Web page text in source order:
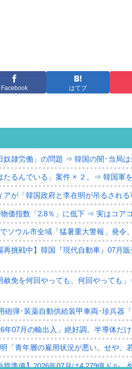
Facebook はてブ
奴隷労働」の問題 ⇒ 韓国の闇･当局
たるんでいる」案件 × ２。⇒ 韓国軍
アが「韓国政府と李在明が吊るされる
価指数「2.8％」に低下 ⇒ 実はコア
ソウル市全域「猛暑重大警報」発令
再挑戦中】韓国『現代自動車』07月
赦免を何回やっても、何回やっても
砲弾･装薬自動供給装甲車両･珍兵器
年07月の輸出入」絶好調。半導体だ
「青年層の雇用状況が悪い。せや、
貨準備】2026年07月は4,279億ドル。